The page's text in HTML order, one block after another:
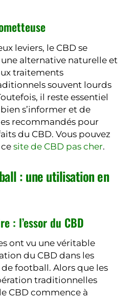
leviers, le CBD se
alternative naturelle et
traitements
souvent lourds
il reste essentiel
s’informer et de
recommandés pour
du CBD. Vous pouvez
cesite de CBD pas cher.
: une utilisation en
: l’essor du CBD
ont vu une véritable
du CBD dans les
football. Alors que les
traditionnelles
CBD commence à